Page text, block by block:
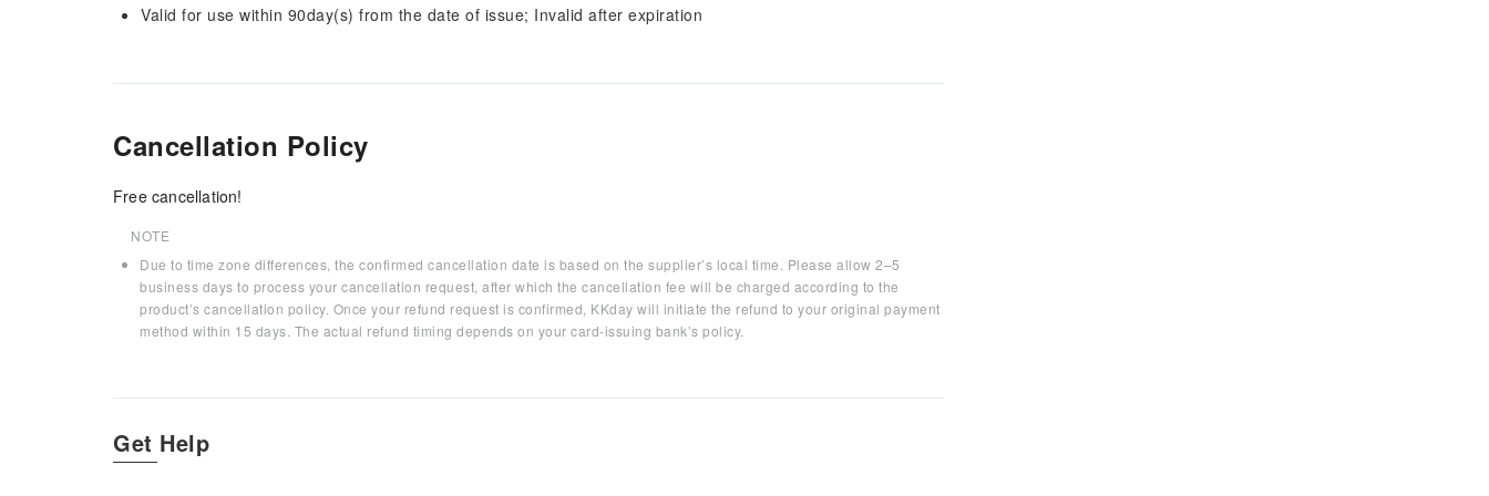
Valid for use within 90day(s) from the date of issue; Invalid after expiration
Cancellation Policy
Free cancellation!
NOTE
Due to time zone differences, the confirmed cancellation date is based on the supplier’s local time. Please allow 2–5
business days to process your cancellation request, after which the cancellation fee will be charged according to the
product’s cancellation policy. Once your refund request is confirmed, KKday will initiate the refund to your original payment
method within 15 days. The actual refund timing depends on your card-issuing bank’s policy.
Get Help